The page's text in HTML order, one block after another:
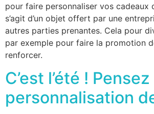
pour faire personnaliser vos cadeaux
s’agit d’un objet offert par une
autres parties prenantes. Cela pour
par exemple pour faire la promotion
renforcer.
C’est l’été !
personnalisation